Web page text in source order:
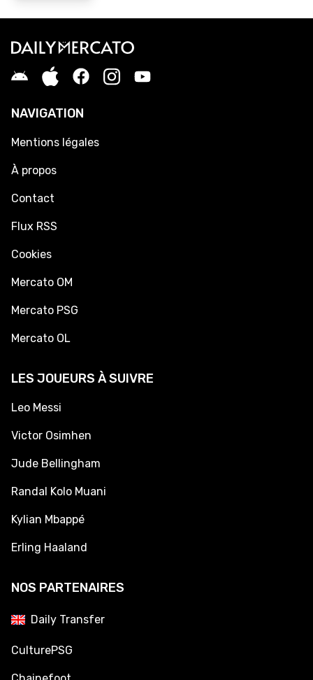
NAVIGATION
Mentions légales
À propos
Contact
Flux RSS
Cookies
Mercato OM
Mercato PSG
Mercato OL
LES JOUEURS À SUIVRE
Leo Messi
Victor Osimhen
Jude Bellingham
Randal Kolo Muani
Kylian Mbappé
Erling Haaland
NOS PARTENAIRES
Daily Transfer
CulturePSG